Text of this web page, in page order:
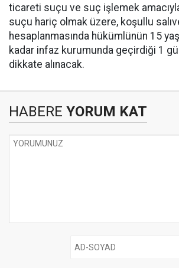
ticareti suçu ve suç işlemek
suçu hariç olmak üzere, koşullu
hesaplanmasında hükümlünün 15
kadar infaz kurumunda geçirdiği 1
dikkate alınacak.
HABERE YORUM KAT